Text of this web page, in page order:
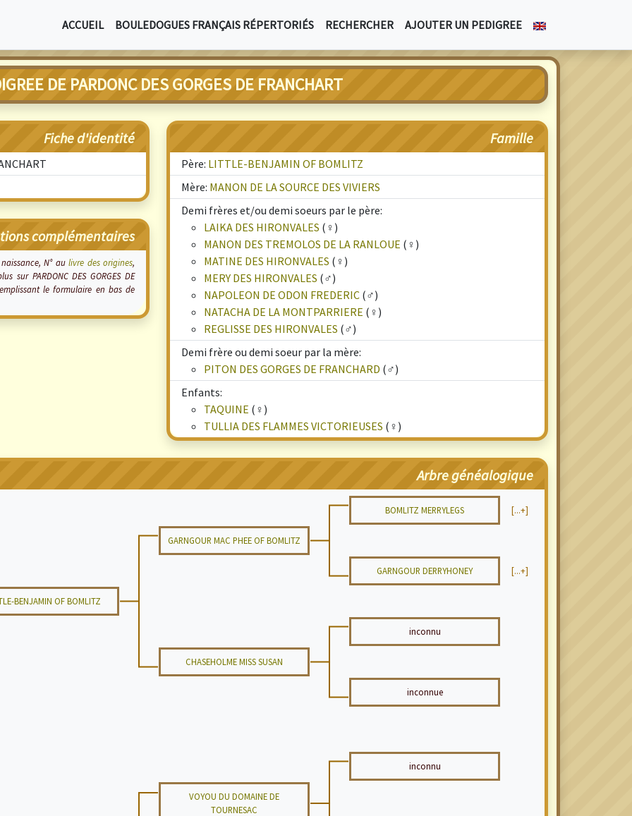
ACCUEIL BOULEDOGUES FRANÇAIS RÉPERTORIÉS RECHERCHER AJOUTER UN PEDIGREE
DE PARDONC DES GORGES DE FRANCHART
Fiche d'identité
complémentaires
N° aulivre des origines,
sur PARDONC DES GORGES DE
le formulaire en bas de
Famille
Père: LITTLE-BENJAMIN OF BOMLITZ
Mère: MANON DE LA SOURCE DES VIVIERS
Demi frères et/ou demi soeurs par le père:
LAIKA DES HIRONVALES (♀)
MANON DES TREMOLOS DE LA RANLOUE (♀)
MATINE DES HIRONVALES (♀)
MERY DES HIRONVALES (♂)
NAPOLEON DE ODON FREDERIC (♂)
NATACHA DE LA MONTPARRIERE (♀)
REGLISSE DES HIRONVALES (♂)
Demi frère ou demi soeur par la mère:
PITON DES GORGES DE FRANCHARD (♂)
Enfants:
TAQUINE (♀)
TULLIA DES FLAMMES VICTORIEUSES (♀)
Arbre généalogique
BOMLITZ MERRYLEGS [...+]
GARNGOUR MAC PHEE OF BOMLITZ
GARNGOUR DERRYHONEY [...+]
BENJAMIN OF BOMLITZ
inconnu
CHASEHOLME MISS SUSAN
inconnue
inconnu
VOYOU DU DOMAINE DE
TOURNESAC